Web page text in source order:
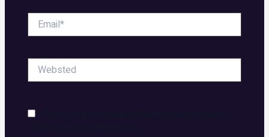
Email*
Websted